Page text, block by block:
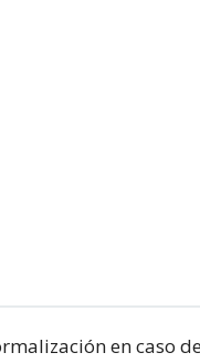
en caso